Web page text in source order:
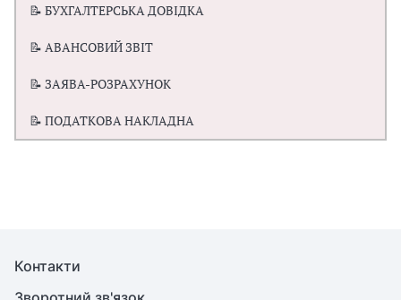
📝 БУХГАЛТЕРСЬКА ДОВІДКА
📝 АВАНСОВИЙ ЗВІТ
📝 ЗАЯВА-РОЗРАХУНОК
📝 ПОДАТКОВА НАКЛАДНА
Контакти